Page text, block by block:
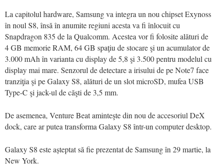
La capitolul hardware, Samsung va integra un nou chipset Exynoss
în noul S8, însă în anumite regiuni acesta va fi înlocuit cu
Snapdragon 835 de la Qualcomm. Acestea vor fi folosite alături de
4 GB memorie RAM, 64 GB spaţiu de stocare şi un acumulator de
3.000 mAh în varianta cu display de 5,8 şi 3.500 pentru modelul cu
display mai mare. Senzorul de detectare a irisului de pe Note7 face
tranziţia şi pe Galaxy S8, alături de un slot microSD, mufea USB
Type-C şi jack-ul de căşti de 3,5 mm.
De asemenea, Venture Beat aminteşte din nou de accesoriul DeX
dock, care ar putea transforma Galaxy S8 într-un computer desktop.
Galaxy S8 este așteptat să fie prezentat de Samsung în 29 martie, la
New York.